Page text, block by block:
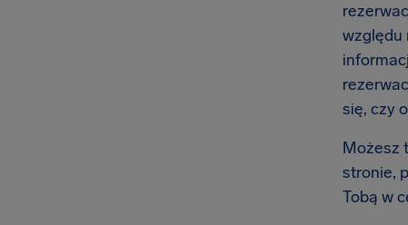
względu
się, czy
Możesz
stronie,
Tobą w